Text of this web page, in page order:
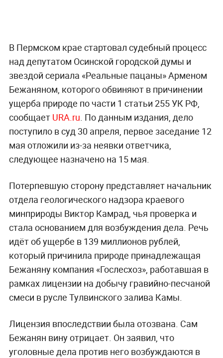
В Пермском крае стартовал судебный процесс
над депутатом Осинской городской думы и
звездой сериала «Реальные пацаны» Арменом
Бежаняном, которого обвиняют в причинении
ущерба природе по части 1 статьи 255 УК РФ,
сообщает URA.ru. По данным издания, дело
поступило в суд 30 апреля, первое заседание 12
мая отложили из-за неявки ответчика,
следующее назначено на 15 мая.
Потерпевшую сторону представляет начальник
отдела геологического надзора краевого
минприроды Виктор Камрад, чья проверка и
стала основанием для возбуждения дела. Речь
идёт об ущербе в 139 миллионов рублей,
который причинила природе принадлежащая
Бежаняну компания «Гослесхоз», работавшая в
рамках лицензии на добычу гравийно-песчаной
смеси в русле Тулвинского залива Камы.
Лицензия впоследствии была отозвана. Сам
Бежанян вину отрицает. Он заявил, что
уголовные дела против него возбуждаются в